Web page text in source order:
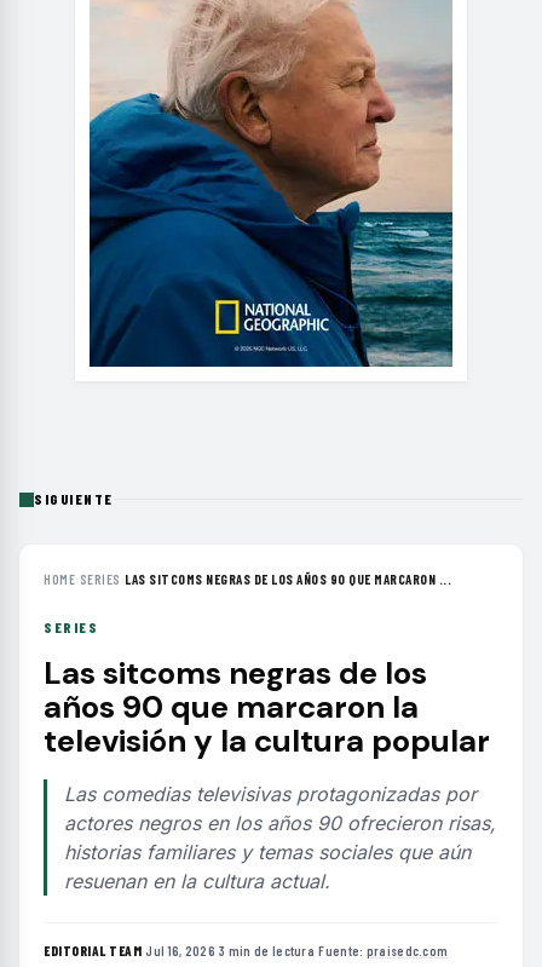
SIGUIENTE
HOME› SERIES ›LAS SITCOMS NEGRAS DE LOS AÑOS 90 QUE MARCARON ...
SERIES
Las sitcoms negras de los
años 90 que marcaron la
televisión y la cultura popular
Las comedias televisivas protagonizadas por
actores negros en los años 90 ofrecieron risas,
historias familiares y temas sociales que aún
resuenan en la cultura actual.
EDITORIAL TEAM·Jul 16, 2026·3 min de lectura·Fuente: praisedc.com